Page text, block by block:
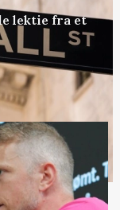
lektie fra et